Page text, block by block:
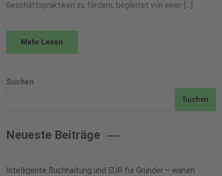
Geschäftspraktiken zu fördern, begleitet von einer […]
Mehr Lesen
Suchen
Suchen
Neueste Beiträge
Intelligente Buchhaltung und EÜR für Gründer – warum